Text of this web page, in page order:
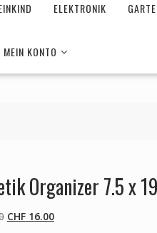
ELEKTRONIK
MEIN KONTO
Organizer 7.5 x
Ursprünglicher
CHF16.00Aktueller